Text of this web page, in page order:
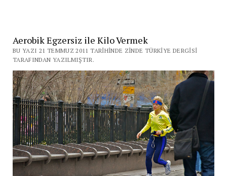
Aerobik Egzersiz ile Kilo Vermek
BU YAZI 21 TEMMUZ 2011 TARIHINDE ZINDE TÜRKIYE DERGISI
TARAFINDAN YAZILMIŞTIR.